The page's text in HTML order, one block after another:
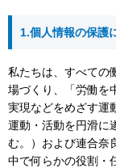
1.個人情報の保護
私たちは、すべての
場づくり、「労働を
実現などをめざす運
運動・活動を円滑に
む。）および連合奈
中で何らかの役割・